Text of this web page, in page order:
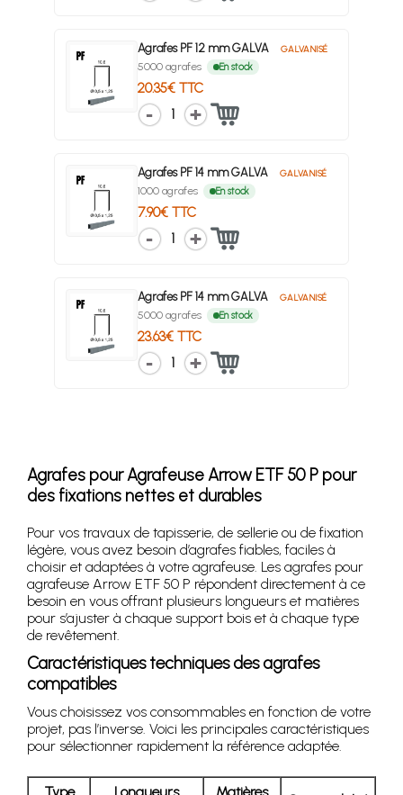
Agrafes PF 12 mm GALVA GALVANISÉ
5000 agrafes En stock
20.35€ TTC
1
Agrafes PF 14 mm GALVA GALVANISÉ
1000 agrafes En stock
7.90€ TTC
1
Agrafes PF 14 mm GALVA GALVANISÉ
5000 agrafes En stock
23.63€ TTC
1
Agrafes pour Agrafeuse Arrow ETF 50 P pour
des fixations nettes et durables
Pour vos travaux de tapisserie, de sellerie ou de fixation
légère, vous avez besoin d’agrafes fiables, faciles à
choisir et adaptées à votre agrafeuse. Les agrafes pour
agrafeuse Arrow ETF 50 P répondent directement à ce
besoin en vous offrant plusieurs longueurs et matières
pour s’ajuster à chaque support bois et à chaque type
de revêtement.
Caractéristiques techniques des agrafes
compatibles
Vous choisissez vos consommables en fonction de votre
projet, pas l’inverse. Voici les principales caractéristiques
pour sélectionner rapidement la référence adaptée.